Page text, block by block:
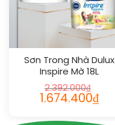
Sơn Trong Nhà Dulux
Inspire Mờ 18L
2.392.000₫
1.674.400₫